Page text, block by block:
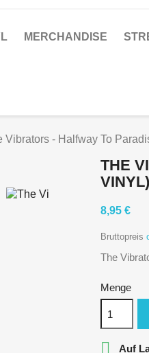
MERCHANDISE
Vibrators - Halfway To
THE
VINYL)
8,95 €
Bruttopreis
The
Menge
 Auf